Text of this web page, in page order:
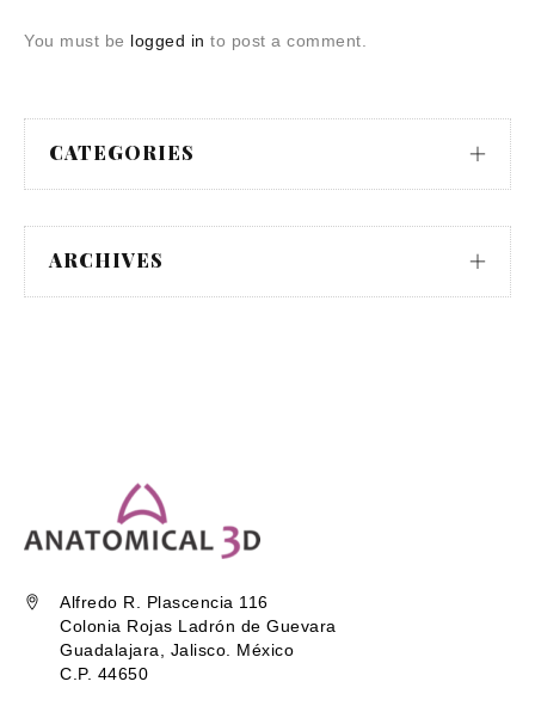
You must be logged in to post a comment.
CATEGORIES
ARCHIVES
Alfredo R. Plascencia 116
Colonia Rojas Ladrón de Guevara
Guadalajara, Jalisco. México
C.P. 44650